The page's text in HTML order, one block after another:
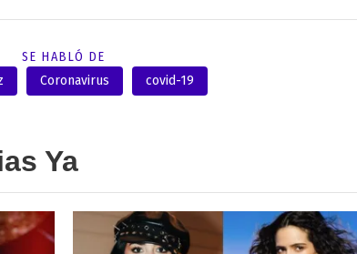
SE HABLÓ DE
Coronavirus covid-19
Ya